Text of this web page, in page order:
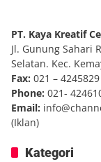
PT. Kaya Kreatif
Jl. Gunung Sahari
Selatan. Kec.
Fax: 021 – 4245829
Phone: 021-
Email:
(Iklan)
Kategori